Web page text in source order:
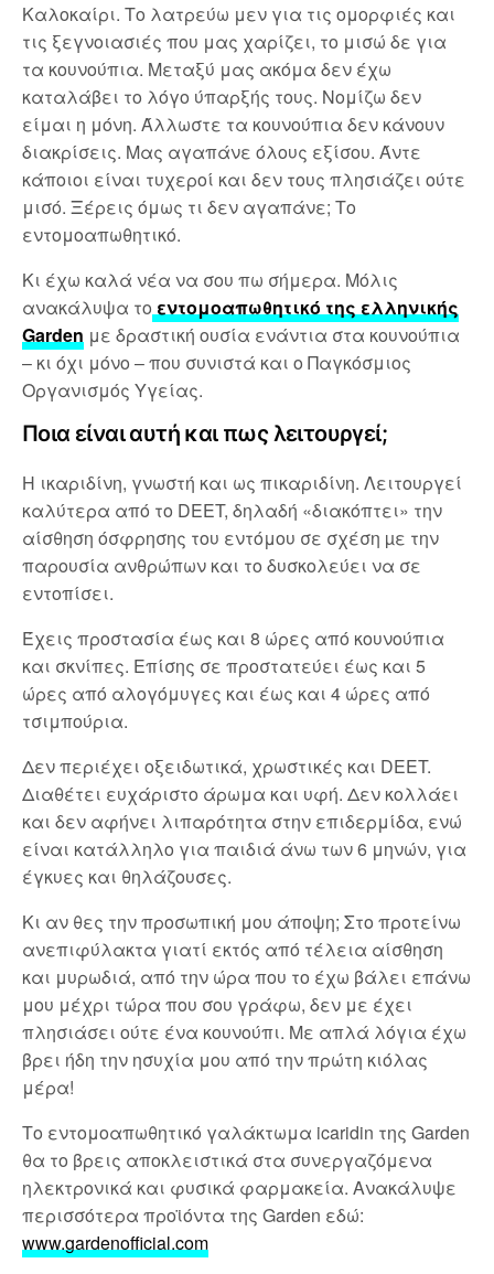
Καλοκαίρι. Το λατρεύω μεν για τις ομορφιές και
τις ξεγνοιασιές που μας χαρίζει, το μισώ δε για
τα κουνούπια. Μεταξύ μας ακόμα δεν έχω
καταλάβει το λόγο ύπαρξής τους. Νομίζω δεν
είμαι η μόνη. Άλλωστε τα κουνούπια δεν κάνουν
διακρίσεις. Μας αγαπάνε όλους εξίσου. Άντε
κάποιοι είναι τυχεροί και δεν τους πλησιάζει ούτε
μισό. Ξέρεις όμως τι δεν αγαπάνε; Το
εντομοαπωθητικό.
Κι έχω καλά νέα να σου πω σήμερα. Μόλις
ανακάλυψα το εντομοαπωθητικό της ελληνικής
Garden με δραστική ουσία ενάντια στα κουνούπια
– κι όχι μόνο – που συνιστά και ο Παγκόσμιος
Οργανισμός Υγείας.
Ποια είναι αυτή και πως λειτουργεί;
Η ικαριδίνη, γνωστή και ως πικαριδίνη. Λειτουργεί
καλύτερα από το DEET, δηλαδή «διακόπτει» την
αίσθηση όσφρησης του εντόμου σε σχέση µε την
παρουσία ανθρώπων και το δυσκολεύει να σε
εντοπίσει.
Έχεις προστασία έως και 8 ώρες από κουνούπια
και σκνίπες. Επίσης σε προστατεύει έως και 5
ώρες από αλογόμυγες και έως και 4 ώρες από
τσιμπούρια.
Δεν περιέχει οξειδωτικά, χρωστικές και DEET.
Διαθέτει ευχάριστο άρωμα και υφή. Δεν κολλάει
και δεν αφήνει λιπαρότητα στην επιδερμίδα, ενώ
είναι κατάλληλο για παιδιά άνω των 6 μηνών, για
έγκυες και θηλάζουσες.
Κι αν θες την προσωπική μου άποψη; Στο προτείνω
ανεπιφύλακτα γιατί εκτός από τέλεια αίσθηση
και μυρωδιά, από την ώρα που το έχω βάλει επάνω
μου μέχρι τώρα που σου γράφω, δεν με έχει
πλησιάσει ούτε ένα κουνούπι. Με απλά λόγια έχω
βρει ήδη την ησυχία μου από την πρώτη κιόλας
μέρα!
Το εντομοαπωθητικό γαλάκτωμα icaridin της Garden
θα το βρεις αποκλειστικά στα συνεργαζόμενα
ηλεκτρονικά και φυσικά φαρμακεία. Ανακάλυψε
περισσότερα προϊόντα της Garden εδώ:
www.gardenofficial.com